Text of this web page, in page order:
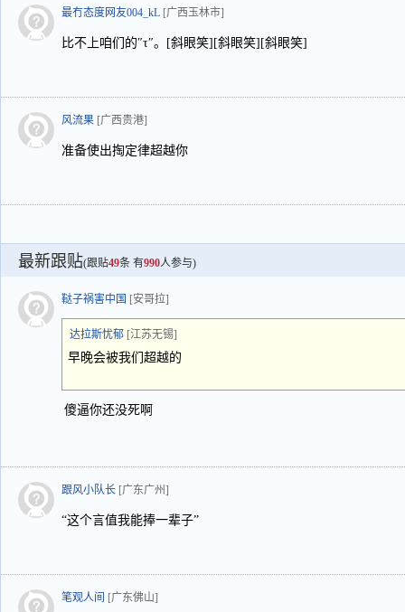
最冇态度网友004_kL [广西玉林市]
比不上咱们的″τ″。[斜眼笑][斜眼笑][斜眼笑]
风流果 [广西贵港]
准备使出掏定律超越你
最新跟贴(跟贴49条 有990人参与)
鞑子祸害中国 [安哥拉]
达拉斯忧郁 [江苏无锡]
早晚会被我们超越的
傻逼你还没死啊
跟风小队长 [广东广州]
“这个言值我能捧一辈子”
笔观人间 [广东佛山]